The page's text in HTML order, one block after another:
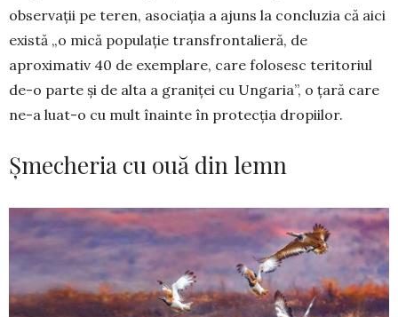
observații pe teren, asociația a ajuns la con­­cluzia că aici
există „o mică populație trans­fron­talieră, de
aproximativ 40 de exemplare, care folosesc teritoriul
de-o parte și de alta a gra­niței cu Ungaria”, o țară care
ne-a luat-o cu mult înainte în protecția dropiilor.
Șmecheria cu ouă din lemn